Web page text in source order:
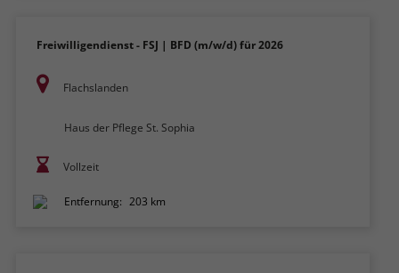
Freiwilligendienst - FSJ | BFD (m/w/d) für 2026
Flachslanden
Haus der Pflege St. Sophia
Vollzeit
Entfernung: 203 km